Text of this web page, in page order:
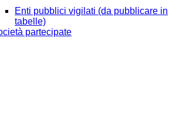
Enti pubblici vigilati (da pubblicare in
tabelle)
partecipate